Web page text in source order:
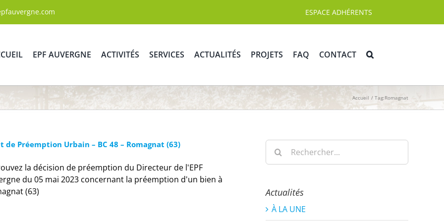
ESPACE ADHÉRENTS
EPF AUVERGNE ACTIVITÉS SERVICES ACTUALITÉS PROJETS FAQ CONTACT
Accueil Tag:Romagnat
de Préemption Urbain – BC 48 – Romagnat (63)
la décision de préemption du Directeur de l'EPF
du 05 mai 2023 concernant la préemption d'un bien à
(63)
Rechercher:
Actualités
À LA UNE